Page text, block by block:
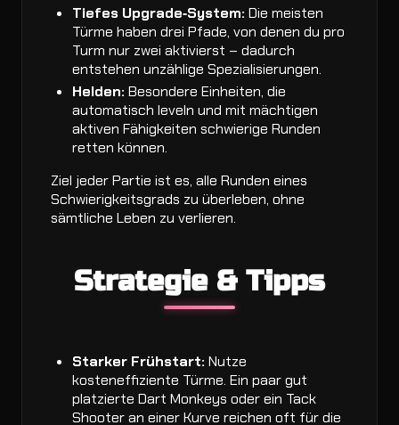
Tiefes Upgrade‑System: Die meisten
Türme haben drei Pfade, von denen du pro
Turm nur zwei aktivierst – dadurch
entstehen unzählige Spezialisierungen.
Helden: Besondere Einheiten, die
automatisch leveln und mit mächtigen
aktiven Fähigkeiten schwierige Runden
retten können.
Ziel jeder Partie ist es, alle Runden eines
Schwierigkeitsgrads zu überleben, ohne
sämtliche Leben zu verlieren.
Strategie & Tipps
Starker Frühstart: Nutze
kosteneffiziente Türme. Ein paar gut
platzierte Dart Monkeys oder ein Tack
Shooter an einer Kurve reichen oft für die